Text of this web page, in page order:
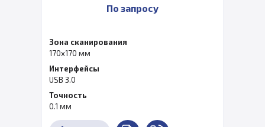
По запросу
Зона сканирования
170x170 мм
Интерфейсы
USB 3.0
Точность
0.1 мм